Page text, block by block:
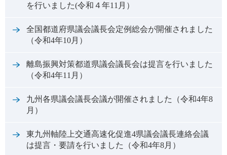
を行いました(令和４年11月）
全国都道府県議会議長会定例総会が開催されました
（令和4年10月）
離島振興対策都道県議会議長会は提言を行いました
（令和4年11月）
九州各県議会議長会議が開催されました（令和4年8
月）
東九州軸陸上交通高速化促進4県議会議長連絡会議
は提言・要請を行いました（令和4年8月）